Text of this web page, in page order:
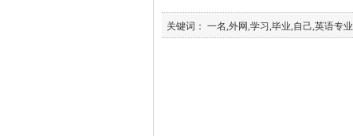
关键词： 一名,外网,学习,毕业,自己,英语专业